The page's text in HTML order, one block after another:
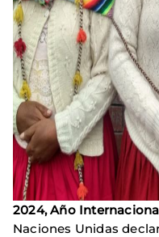
2024, Año
Naciones Unidas